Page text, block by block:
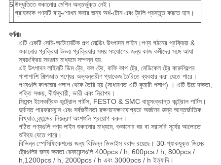
5 উদ্ধৃতিতে শুকানোর মেশিন অন্তর্ভুক্ত নেই।
গ্রাহককে পণ্যটি বায়ু-শোধন করার জন্য অর্ধ-টোন এবং ট্রলি প্রস্তুত করতে হবে।
বর্ণনাঃ
এটি একটি সেমি-অটোমেটিক পল্প মোল্ডিং উৎপাদন লাইন।পণ্য গঠনের প্রক্রিয়া &
শুকানোর প্রক্রিয়া উভয় প্রক্রিয়ার সময় সংযোগের জন্য কাজ কর্মীদের সঙ্গে আধা
স্বয়ংক্রিয় সরঞ্জাম মাধ্যমে সম্পন্ন হয়.
এই উৎপাদন লাইনটি ডিম ট্রে, ফল ট্রে, কফি কাপ ট্রে, মেডিকেল ট্রে কারুশিল্পের
পাশাপাশি শিল্পজাত পণ্যের অভ্যন্তরীণ প্যাকেজ তৈরিতে ব্যবহার করা যেতে পারে।
পণ্যগুলি কাগজের পলাপ থেকে তৈরি হয় (সাধারণত এটি কুমারী পলাপ) । এটি উচ্চ দক্ষতা,
শক্তি সঞ্চয়, দীর্ঘস্থায়ী, ভারী এবং নিরাপদ।
সিমেন্স ইলেকট্রিক কন্ট্রোল পার্টস, FESTO & SMC বায়ুসংক্রান্ত কন্ট্রোল পার্টস।
দুর্দান্ত পারফরম্যান্স এবং সর্বজনীনতা রক্ষণাবেক্ষণযোগ্যতা অর্জনের জন্য আন্তর্জাতিক
বিখ্যাত ব্র্যান্ডের নিয়ন্ত্রণ অংশগুলি প্রয়োগ করুন।
গঠিত পণ্যগুলি পণ্য লাইন শুকানোর মাধ্যমে, শুকানোর ঘর বা সরাসরি সূর্যের আলোতে
শুকিয়ে যেতে পারে।
বিভিন্ন স্পেসিফিকেশনের জন্য বিভিন্ন ডিভাইস বরাদ্দ রয়েছে। 30-প্যাকযুক্ত ডিমের
ট্রেগুলির জন্য ক্ষমতা রেফারেন্সগুলি 400pcs / h, 600pcs / h, 800pcs /
h,1200pcs / h, 2000pcs / h এবং 3000pcs / h ইত্যাদি।